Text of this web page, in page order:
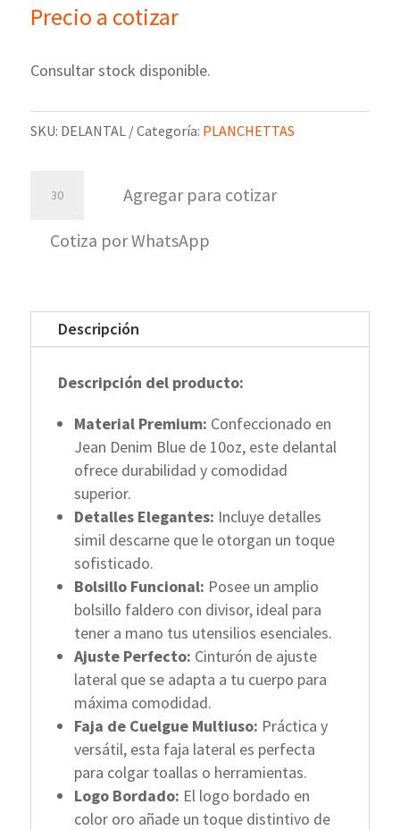
Precio a cotizar
Consultar stock disponible.
SKU: DELANTAL Categoría: PLANCHETTAS
Denim
Agregar para cotizar
Cotiza por WhatsApp
Descripción
Descripción del producto:
Material Premium: Confeccionado en
Jean Denim Blue de 10oz, este delantal
ofrece durabilidad y comodidad
superior.
Detalles Elegantes: Incluye detalles
simil descarne que le otorgan un toque
sofisticado.
Bolsillo Funcional: Posee un amplio
bolsillo faldero con divisor, ideal para
tener a mano tus utensilios esenciales.
Ajuste Perfecto: Cinturón de ajuste
lateral que se adapta a tu cuerpo para
máxima comodidad.
Faja de Cuelgue Multiuso: Práctica y
versátil, esta faja lateral es perfecta
para colgar toallas o herramientas.
Logo Bordado: El logo bordado en
color oro añade un toque distintivo de